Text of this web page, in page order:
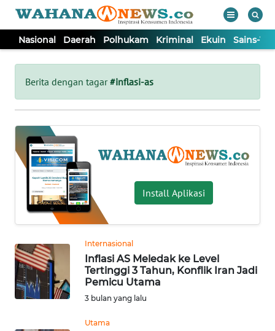
Nasional Daerah Polhukam Kriminal Ekuin Sains-
Berita dengan tagar#inflasi-as
Install Aplikasi
Internasional
Inflasi AS Meledak ke Level
Tertinggi 3 Tahun, Konflik Iran Jadi
Pemicu Utama
3 bulan yang lalu
Utama
Tutup
NASIONAL
DAERAH
POLHUKAM
KRIMINAL
EKUIN
SAINS-TEKNO